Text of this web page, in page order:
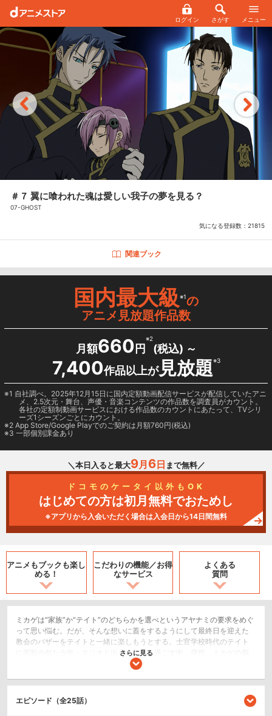
ログイン さがす メニュー
＃７ 翼に喰われた魂は愛しい我子の夢を見る？
07-GHOST
気になる登録数： 21815
関連ブック
国内最大級※1の
アニメ見放題作品数
月額660 円
※2
(税込) ～
7,400作品以上が見放題※3
1 自社調べ。2025年12月15日に国内定額動画配信サービスが配信していたアニ
メ、2.5次元・舞台、声優・音楽コンテンツの作品数を調査員がカウント。
各社の定額制動画サービスにおける作品数のカウントにあたって、TVシリ
ーズ1シーズンごとにカウント。
2 App Store/Google Playでのご契約は月額760円(税込)
3 一部個別課金あり
＼本日入ると最大9月 6日 まで無料／
ドコモのケータイ以外もOK
はじめての方は初月無料でおためし
※アプリから入会いただく場合は入会日から14日間無料
アニメもブックも楽し
める！
こだわりの機能／お得
なサービス
よくある
質問
ミカゲは“家族”か“テイト”のどちらかを選べというアヤナミの要求をめぐ
って思い悩む。だが、そんな想いに蓋をするようにして最終日を迎えた
教会のバザーをテイトと一緒に楽しもうとする。士官学校時代のテイト
に面影の似た少年・タジオと出会って共に過ごす中、突然、ミカゲの脳
裏にアヤナミの非情なメッセージが！ ミカゲはテイトをアヤナミに引
さらに見る
エピソード（全25話）